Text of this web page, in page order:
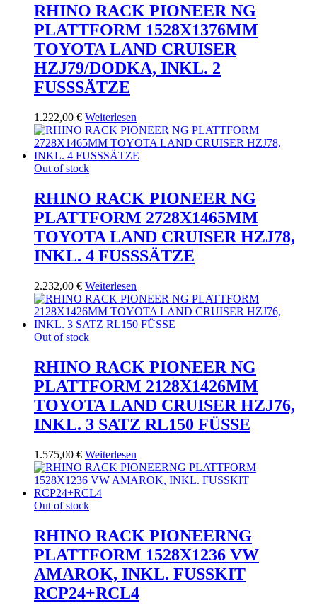
RHINO RACK PIONEER NG
PLATTFORM 1528X1376MM
TOYOTA LAND CRUISER
HZJ79/DODKA, INKL. 2
FUSSSÄTZE
1.222,00 € Weiterlesen
Out of stock
RHINO RACK PIONEER NG
PLATTFORM 2728X1465MM
TOYOTA LAND CRUISER HZJ78,
INKL. 4 FUSSSÄTZE
2.232,00 € Weiterlesen
Out of stock
RHINO RACK PIONEER NG
PLATTFORM 2128X1426MM
TOYOTA LAND CRUISER HZJ76,
INKL. 3 SATZ RL150 FÜSSE
1.575,00 € Weiterlesen
Out of stock
RHINO RACK PIONEERNG
PLATTFORM 1528X1236 VW
AMAROK, INKL. FUSSKIT
RCP24+RCL4